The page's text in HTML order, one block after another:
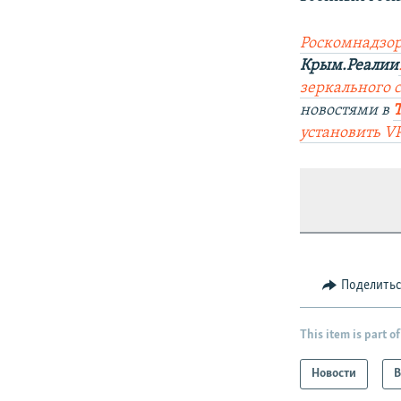
Крым.Реалии
новостями в
установить
This item is part of
Новости